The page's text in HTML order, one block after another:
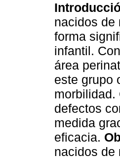
nacidos de
forma
infantil.
área
este grupo
morbilidad.
defectos
medida
eficacia.
nacidos de